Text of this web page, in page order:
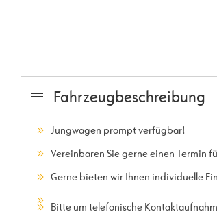
Fahrzeugbeschreibung
Jungwagen prompt verfügbar!
Vereinbaren Sie gerne einen Termin
Gerne bieten wir Ihnen individuelle
Bitte um telefonische